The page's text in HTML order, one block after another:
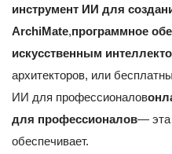
инструмент ИИ для
ArchiMate,программное
искусственным
архитекторов, или
ИИ для профессионалов
для профессионалов— эта
обеспечивает.